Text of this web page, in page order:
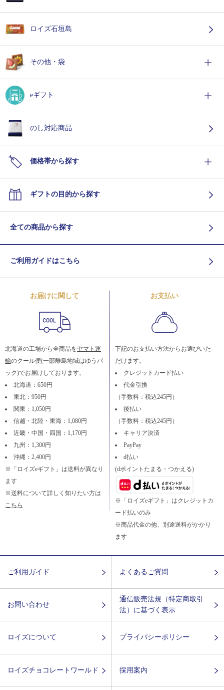
ロイズ石垣島
その他・袋
eギフト
のし対応商品
価格帯から探す
ギフトの目的から探す
全ての商品から探す
ご利用ガイドはこちら
お届けに関して
北海道の工場から全商品をヤマト運
輸のクール便(一部離島地域はゆうパ
ック)でお届けしております。
北海道：650円
東北：950円
関東：1,050円
信越・北陸・東海：1,080円
近畿・中国・四国：1,170円
九州：1,300円
沖縄：2,400円
※「ロイズeギフト」は送料が異なり
ます
※送料について詳しく知りたい方は
こちら
お支払い
下記のお支払い方法からお選びいた
だけます。
クレジットカード払い
代金引換
（手数料：税込245円）
後払い
（手数料：税込245円）
キャリア決済
PayPay
d払い
(dポイントたまる・つかえる)
※「ロイズeギフト」はクレジットカ
ード払いのみ
※商品代金の他、別途送料がかかり
ます
ご利用ガイド よくあるご質問
お問い合わせ
通信販売法規（特定商取引
法）に基づく表示
ロイズについて プライバシーポリシー
ロイズチョコレートワールド 採用案内